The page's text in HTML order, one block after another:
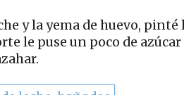
y la yema de huevo,
le puse un poco de